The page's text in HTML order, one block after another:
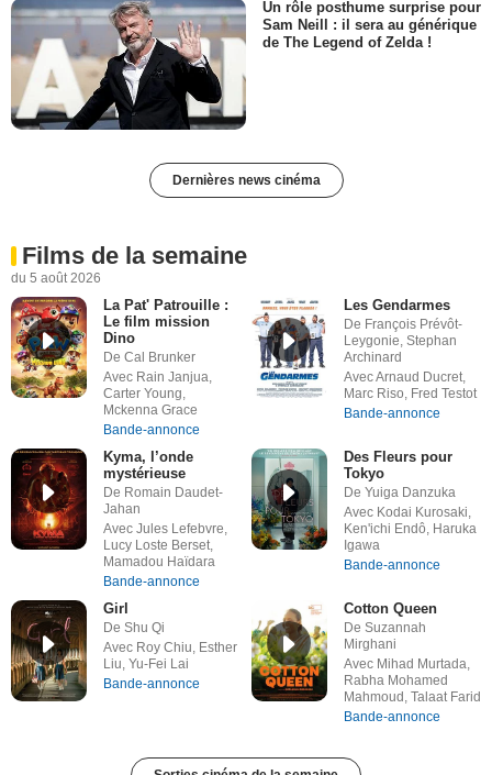
Un rôle posthume surprise pour
Sam Neill : il sera au générique
de The Legend of Zelda !
Dernières news cinéma
Films de la semaine
du 5 août 2026
La Pat' Patrouille :
Le film mission
Dino
De Cal Brunker
Avec Rain Janjua,
Carter Young,
Mckenna Grace
Bande-annonce
Les Gendarmes
De François Prévôt-
Leygonie, Stephan
Archinard
Avec Arnaud Ducret,
Marc Riso, Fred Testot
Bande-annonce
Kyma, l’onde
mystérieuse
De Romain Daudet-
Jahan
Avec Jules Lefebvre,
Lucy Loste Berset,
Mamadou Haïdara
Bande-annonce
Des Fleurs pour
Tokyo
De Yuiga Danzuka
Avec Kodai Kurosaki,
Ken'ichi Endô, Haruka
Igawa
Bande-annonce
Girl
De Shu Qi
Avec Roy Chiu, Esther
Liu, Yu-Fei Lai
Bande-annonce
Cotton Queen
De Suzannah
Mirghani
Avec Mihad Murtada,
Rabha Mohamed
Mahmoud, Talaat Farid
Bande-annonce